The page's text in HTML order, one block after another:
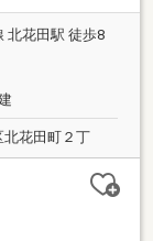
北花田駅 徒歩8
北花田町２丁